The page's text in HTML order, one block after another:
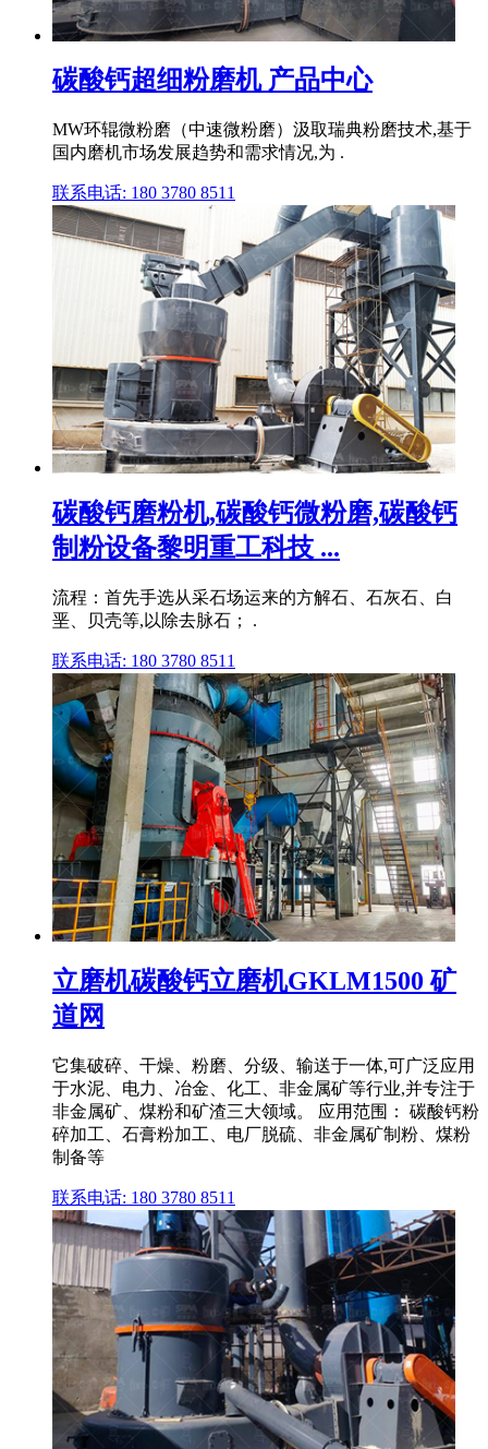
碳酸钙超细粉磨机 产品中心
MW环辊微粉磨（中速微粉磨）汲取瑞典粉磨技术,基于
国内磨机市场发展趋势和需求情况,为 .
联系电话: 180 3780 8511
碳酸钙磨粉机,碳酸钙微粉磨,碳酸钙
制粉设备黎明重工科技 ...
流程：首先手选从采石场运来的方解石、石灰石、白
垩、贝壳等,以除去脉石； .
联系电话: 180 3780 8511
立磨机碳酸钙立磨机GKLM1500 矿
道网
它集破碎、干燥、粉磨、分级、输送于一体,可广泛应用
于水泥、电力、冶金、化工、非金属矿等行业,并专注于
非金属矿、煤粉和矿渣三大领域。 应用范围： 碳酸钙粉
碎加工、石膏粉加工、电厂脱硫、非金属矿制粉、煤粉
制备等
联系电话: 180 3780 8511